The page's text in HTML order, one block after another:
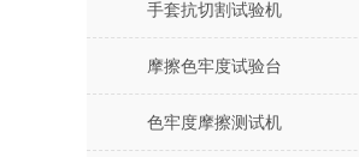
手套抗切割试验机
摩擦色牢度试验台
色牢度摩擦测试机